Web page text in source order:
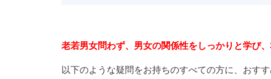
老若男女問わず、男女の関係性をしっかりと学び
以下のような疑問をお持ちのすべての方に、おす